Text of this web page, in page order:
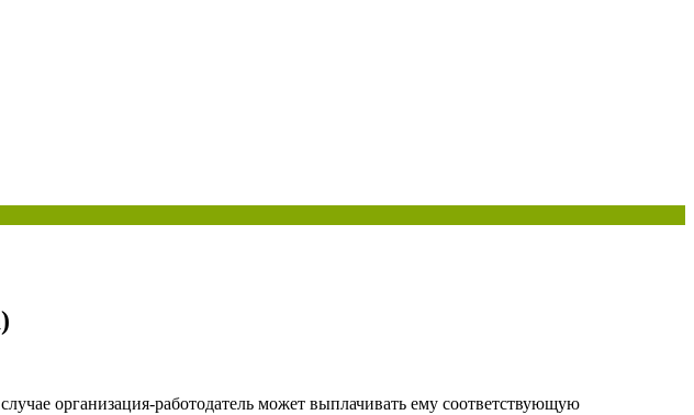
бухгалтера»
организация-работодатель может выплачивать ему соответствующую